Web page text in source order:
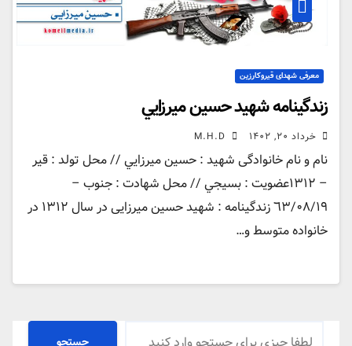
معرفی شهدای قیروکارزین
زندگينامه شهيد حسين ميرزايي
خرداد ۲۰, ۱۴۰۲
نام و نام خانوادگی شهید : حسين ميرزايي // محل تولد : قير
– ۱۳۱۲عضویت : بسيجي // محل شهادت : جنوب –
٦٣/۰۸/۱۹ زندگينامه : شهید حسین میرزایی در سال ۱۳۱۲ در
خانواده متوسط و…
جستجو جستجو